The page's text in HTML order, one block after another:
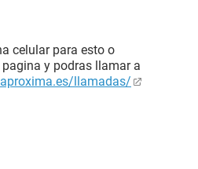
celular para esto o
y podras llamar a
llamadas/